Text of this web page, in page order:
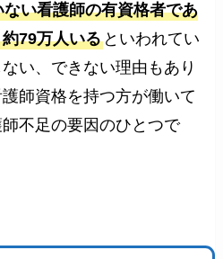
い看護師の有資格者であ
79万人いる といわれてい
い、できない理由もあり
師資格を持つ方が働いて
不足の要因のひとつで